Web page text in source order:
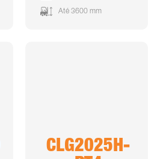
Até 3600 mm
CLG2025H-